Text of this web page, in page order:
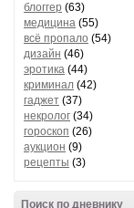
блоггер (63)
медицина (55)
всё пропало (54)
дизайн (46)
эротика (44)
криминал (42)
гаджет (37)
некролог (34)
гороскоп (26)
аукцион (9)
рецепты (3)
Поиск по дневнику